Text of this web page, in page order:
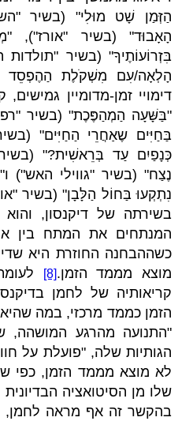
הַזְּמַן שָׁט מוּלִי" (בשיר
הָאָבוּד" (בשיר "אורז"),
בִּזְרוֹעוֹתֶיךָ" (בשיר
הָלְאָה/עִם מִשְׁקׂלֶת הַהֶפְסֵד
דימויי זמן-מדומיין
"בַּשָּׁעָה הַמְהַפֶּכֶת" (בשיר
בַּחַיִּים שֶאַחֲרֵי הַחַיִּים"
כְּנָפַיִם עַד בְּרֵאשִׁית?"
נֶצַח" (בשיר "גווילי האש")
נִתְקְעוּ בַּחוֹל הַלָּבָן" (בשיר
בשירתה של דיקנסון,
המנתחים את המתח בין
כשההבחנה החוזרת היא
מוצא מממד הזמן.[8]
קריאותיה של לחמן
הזמן כממד מרכזי, במה
"התנועה מהרגע המושהה,
הגותיות שלה, "פועלת על
לא מוצא מממד הזמן, כפי
שלו מן הסיטואציה
בהקשר זה אף מראה לחמן,